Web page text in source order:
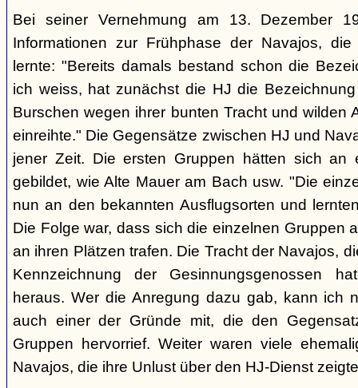
Bei seiner Vernehmung am 13. Dezember
Informationen zur Frühphase der Navajos,
lernte: "Bereits damals bestand schon die
ich weiss, hat zunächst die HJ die
Burschen wegen ihrer bunten Tracht und wilden
einreihte." Die Gegensätze zwischen HJ und
jener Zeit. Die ersten Gruppen hätten sich an
gebildet, wie Alte Mauer am Bach usw. "Die
nun an den bekannten Ausflugsorten und
Die Folge war, dass sich die einzelnen Gruppen
an ihren Plätzen trafen. Die Tracht der Navajos,
Kennzeichnung der Gesinnungsgenossen
heraus. Wer die Anregung dazu gab, kann ich
auch einer der Gründe mit, die den
Gruppen hervorrief. Weiter waren viele
Navajos, die ihre Unlust über den HJ-Dienst